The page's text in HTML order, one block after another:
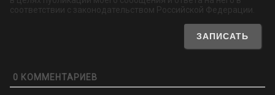
соответствии с законодательством Российской Федерации.
0 КОММЕНТАРИЕВ